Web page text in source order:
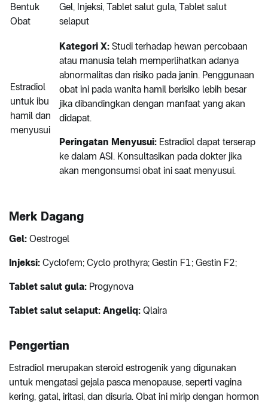
Bentuk
Obat
Gel, Injeksi, Tablet salut gula, Tablet salut
selaput
Estradiol
untuk ibu
hamil dan
menyusui
Kategori X: Studi terhadap hewan percobaan
atau manusia telah memperlihatkan adanya
abnormalitas dan risiko pada janin. Penggunaan
obat ini pada wanita hamil berisiko lebih besar
jika dibandingkan dengan manfaat yang akan
didapat.
Peringatan Menyusui: Estradiol dapat terserap
ke dalam ASI. Konsultasikan pada dokter jika
akan mengonsumsi obat ini saat menyusui.
Merk Dagang
Gel: Oestrogel
Injeksi: Cyclofem; Cyclo prothyra; Gestin F1; Gestin F2;
Tablet salut gula: Progynova
Tablet salut selaput: Angeliq: Qlaira
Pengertian
Estradiol merupakan steroid estrogenik yang digunakan
untuk mengatasi gejala pasca menopause, seperti vagina
kering, gatal, iritasi, dan disuria. Obat ini mirip dengan hormon